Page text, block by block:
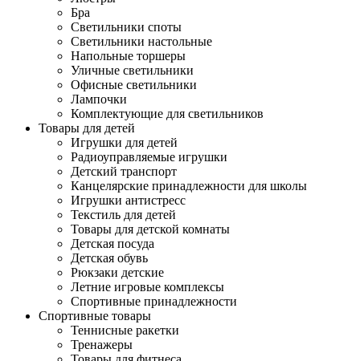
Бра
Светильники споты
Светильники настольные
Напольные торшеры
Уличные светильники
Офисные светильники
Лампочки
Комплектующие для светильников
Товары для детей
Игрушки для детей
Радиоуправляемые игрушки
Детский транспорт
Канцелярские принадлежности для школы
Игрушки антистресс
Текстиль для детей
Товары для детской комнаты
Детская посуда
Детская обувь
Рюкзаки детские
Летние игровые комплексы
Спортивные принадлежности
Спортивные товары
Теннисные ракетки
Тренажеры